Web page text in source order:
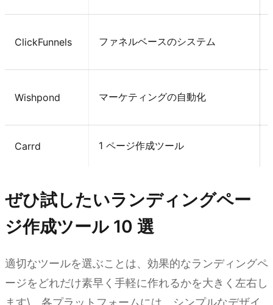
ClickFunnels ファネルベースのシステム
Wishpond マーケティングの自動化
Carrd 1 ページ作成ツール
ぜひ試したいランディングペー
ジ作成ツール 10 選
適切なツールを選ぶことは、効果的なランディングペ
ージをどれだけ素早く手軽に作れるかを大きく左右し